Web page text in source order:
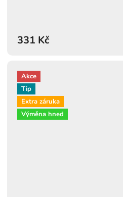
331 Kč
Akce
Tip
Extra záruka
Výměna hned